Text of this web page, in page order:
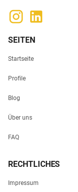
SEITEN
Startseite
Profile
Blog
Über uns
FAQ
RECHTLICHES
Impressum